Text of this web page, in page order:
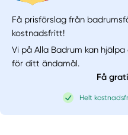
Få prisförslag från
kostnadsfritt!
Vi på Alla Badrum kan
för ditt ändamål.
Få
Helt